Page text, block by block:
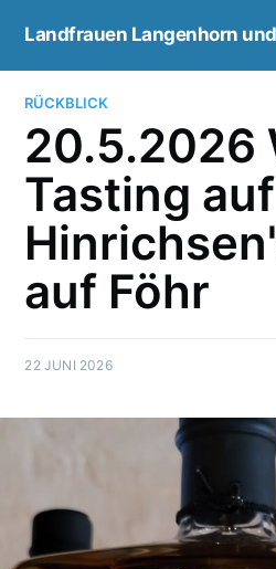
Landfrauen Langenhorn
RÜCKBLICK
20.5.2026
Tasting
auf Föhr
22 JUNI 2026